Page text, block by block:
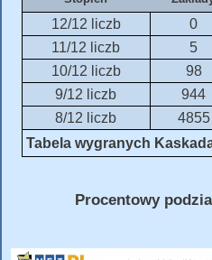
12/12 liczb 0
11/12 liczb
5
10/12 liczb
98
9/12 liczb
944
8/12 liczb
4855
Tabela wygranych
Procentowy